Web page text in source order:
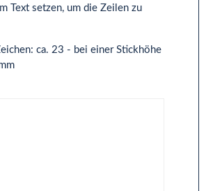
Text setzen, um die Zeilen zu
ca. 23 - bei einer Stickhöhe